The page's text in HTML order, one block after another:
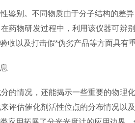
别。不同物质由于分子结构的差
药物研发过程中，利用该仪器可
收以及打击假*伪劣产品等方面具有重
情况，还能揭示一些重要的物理
评估催化剂活性位点的分布情况